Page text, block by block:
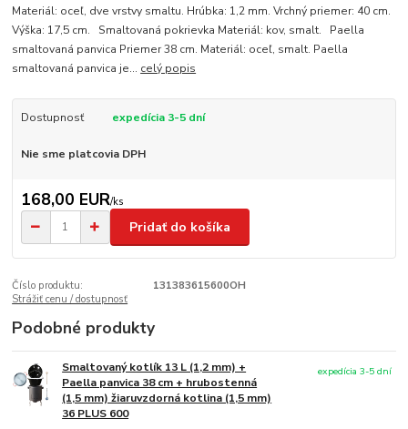
Materiál: oceľ, dve vrstvy smaltu. Hrúbka: 1,2 mm. Vrchný priemer: 40 cm.
Výška: 17,5 cm. Smaltovaná pokrievka Materiál: kov, smalt. Paella
smaltovaná panvica Priemer 38 cm. Materiál: oceľ, smalt. Paella
smaltovaná panvica je... celý popis
Dostupnosť expedícia 3-5 dní
Nie sme platcovia DPH
168,00 EUR/ks
Pridať do košíka
Číslo produktu:
131383615600OH
Strážiť cenu / dostupnosť
Podobné produkty
Smaltovaný kotlík 13 L (1,2 mm) +
Paella panvica 38 cm + hrubostenná
(1,5 mm) žiaruvzdorná kotlina (1,5 mm)
36 PLUS 600
expedícia 3-5 dní